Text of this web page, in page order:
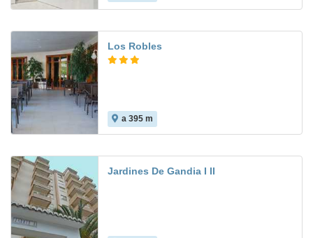
Los Robles
a 395 m
Jardines De Gandia I II